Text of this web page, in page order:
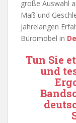
große Auswahl
Maß und
jahrelangen
Büromöbel in
Tun Sie
und